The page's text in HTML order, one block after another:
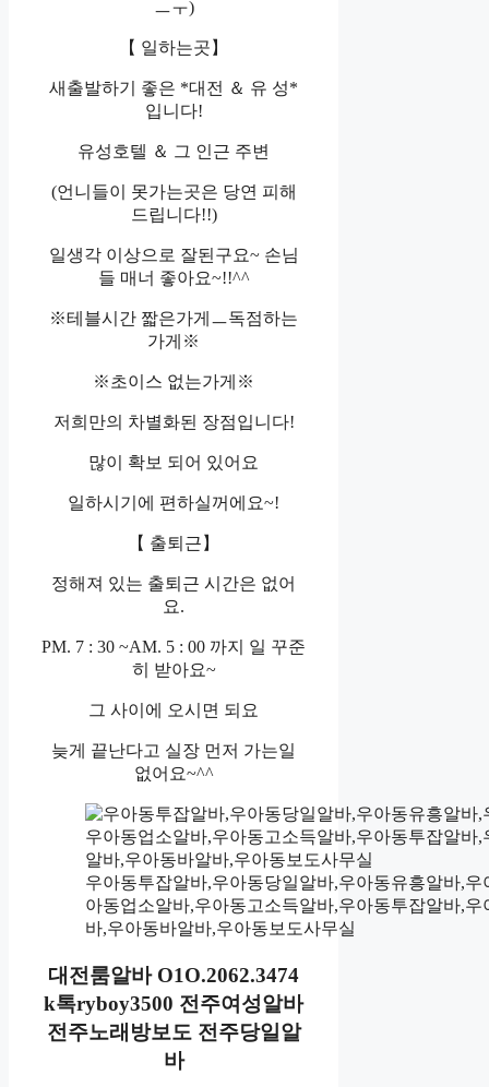
ㅡㅜ)
【 일하는곳】
새출발하기 좋은 *대전 ＆ 유 성*
입니다!
유성호텔 ＆ 그 인근 주변
(언니들이 못가는곳은 당연 피해
드립니다!!)
일생각 이상으로 잘된구요~ 손님
들 매너 좋아요~!!^^
※테블시간 짧은가게ㅡ독점하는
가게※
※초이스 없는가게※
저희만의 차별화된 장점입니다!
많이 확보 되어 있어요
일하시기에 편하실꺼에요~!
【 출퇴근】
정해져 있는 출퇴근 시간은 없어
요.
PM. 7 : 30 ~AM. 5 : 00 까지 일 꾸준
히 받아요~
그 사이에 오시면 되요
늦게 끝난다고 실장 먼저 가는일
없어요~^^
우아동투잡알바,우아동당일알바,우아동유흥알바,우
아동업소알바,우아동고소득알바,우아동투잡알바,우
바,우아동바알바,우아동보도사무실
대전룸알바 O1O.2062.3474
k톡ryboy3500 전주여성알바
전주노래방보도 전주당일알
바